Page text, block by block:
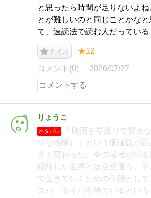
と思ったら時間が足りないよ
とが難しいのと同じことかな
て、速読法で読む人だっている
ナイス ★12
コメント(0) 2026/07/27
りょうこ
ネタバレ
「映画を早送りで観る
ヴな感情）」という価値観が
きく変わった。今の若者がい
経験した世界とは全然違う。
て生きていくための手段とし
スパ、タイパを得ているとい